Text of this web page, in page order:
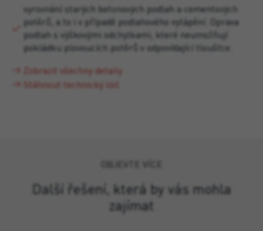
vyrovnání starých betonových podlah a cementových
potěrů, a to i v případě podlahového vytápění. Oprava
podlah s výškovými odchylkami, které neumožňují
pokládku plovoucích potěrů v odpovídající tloušťce.
Zobrazit všechny detaily
Stáhnout technický list
OBJEVTE VÍCE
Další řešení, která by vás mohla
zajímat